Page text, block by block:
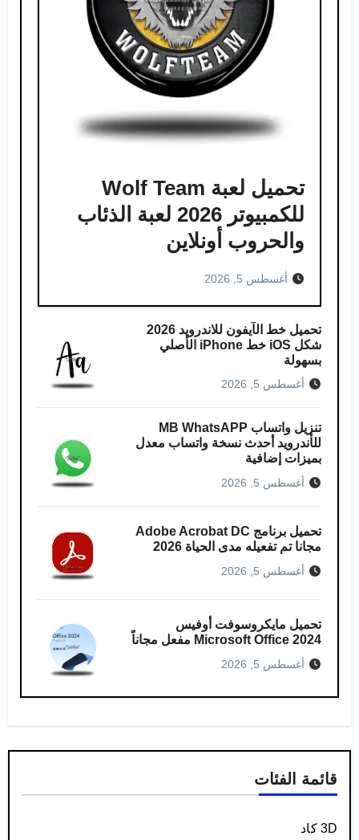
تحميل لعبة Wolf Team
للكمبيوتر 2026 لعبة الذئاب
والحروب أونلاين
أغسطس 5, 2026
تحميل خط الآيفون للاندرويد 2026
شكل iOS خط iPhone الأصلي
بسهولة
أغسطس 5, 2026
تنزيل واتساب MB WhatsAPP
للأندرويد أحدث نسخة واتساب معدل
بميزات إضافية
أغسطس 5, 2026
تحميل برنامج Adobe Acrobat DC
مجانا تم تفعيله مدى الحياة 2026
أغسطس 5, 2026
تحميل مايكروسوفت أوفيس
Microsoft Office 2024 مفعل مجاناً
أغسطس 5, 2026
قائمة الفئات
3D كاد